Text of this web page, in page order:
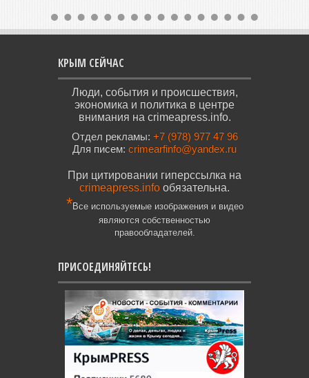
КРЫМ СЕЙЧАС
Люди, события и происшествия,
экономика и политика в центре
внимания на crimeapress.info.
Отдел рекламы: +7 (978) 977 47 96
Для писем: crimearfinfo@yandex.ru
При цитировании гиперссылка на
crimeapress.info обязательна.
*Все используемые изображения и видео
являются собственностью
правообладателей.
ПРИСОЕДИНЯЙТЕСЬ!